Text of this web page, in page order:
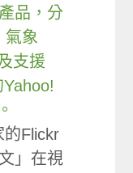
品，分
氣象
支援
Flickr
」在視